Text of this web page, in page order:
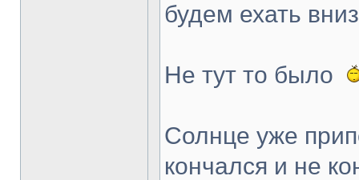
будем ехать
Не тут то было
Солнце уже
кончался и не